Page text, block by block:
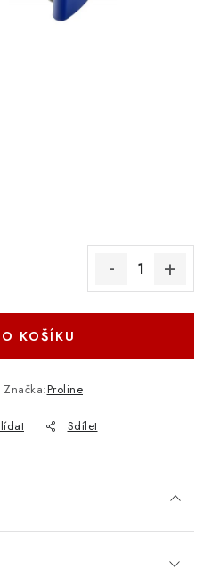
ÚDAJŮ
OD SMLOUVY
ÚDAJŮ
KOŠÍKU
Značka:Proline
Sdílet